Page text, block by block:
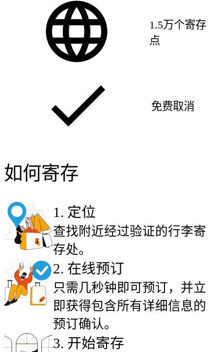
1.5万个寄存
点
免费取消
如何寄存
1 . 定位
查找附近经过验证的行李寄
存处。
2. 在线预订
只需几秒钟即可预订，并立
即获得包含所有详细信息的
预订确认。
3. 开始寄存